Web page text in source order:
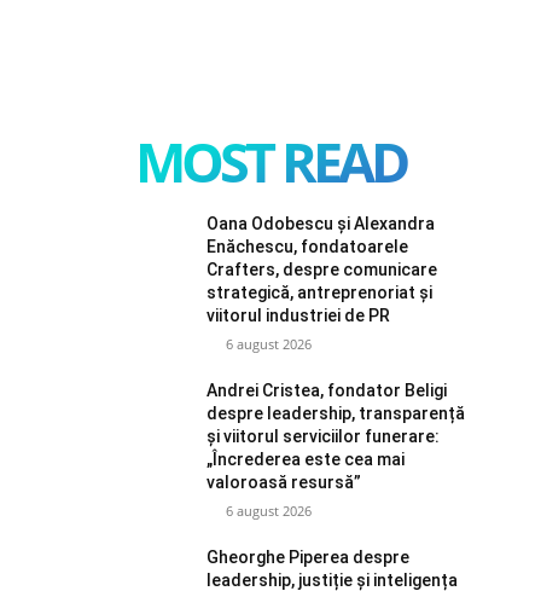
MOST READ
Oana Odobescu și Alexandra
Enăchescu, fondatoarele
Crafters, despre comunicare
strategică, antreprenoriat și
viitorul industriei de PR
6 august 2026
Andrei Cristea, fondator Beligi
despre leadership, transparență
și viitorul serviciilor funerare:
„Încrederea este cea mai
valoroasă resursă”
6 august 2026
Gheorghe Piperea despre
leadership, justiție și inteligența